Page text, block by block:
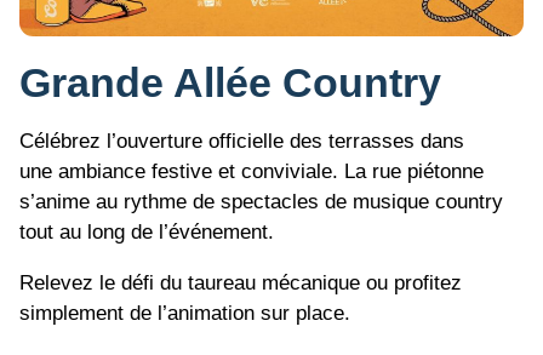
Grande Allée Country
Célébrez l’ouverture officielle des terrasses dans
une ambiance festive et conviviale. La rue piétonne
s’anime au rythme de spectacles de musique country
tout au long de l’événement.
Relevez le défi du taureau mécanique ou profitez
simplement de l’animation sur place.